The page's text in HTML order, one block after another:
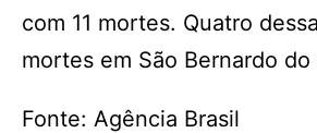
com 11 mortes. Quatro
mortes em São Bernardo
Fonte: Agência Brasil